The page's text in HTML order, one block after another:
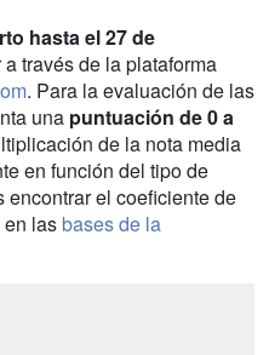
hasta el 27 de
través de la plataforma
. Para la evaluación de las
una puntuación de 0 a
de la nota media
en función del tipo de
el coeficiente de
lasbases de la